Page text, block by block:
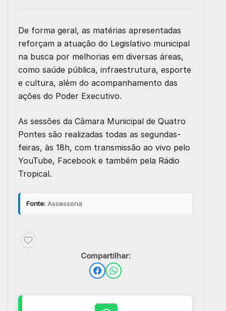
De forma geral, as matérias apresentadas
reforçam a atuação do Legislativo municipal
na busca por melhorias em diversas áreas,
como saúde pública, infraestrutura, esporte
e cultura, além do acompanhamento das
ações do Poder Executivo.
As sessões da Câmara Municipal de Quatro
Pontes são realizadas todas as segundas-
feiras, às 18h, com transmissão ao vivo pelo
YouTube, Facebook e também pela Rádio
Tropical.
Fonte: Assessoria
Compartilhar: